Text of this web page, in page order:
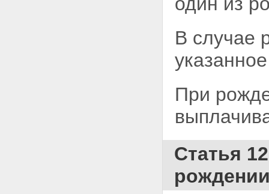
В случае
При
Статья